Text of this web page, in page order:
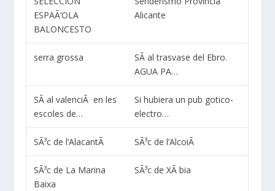
ESPAÃ‘OLA
BALONCESTO
Alicante
serra grossa
SÃ­ al trasvase del Ebro.
AGUA PA…
SÃ­ al valenciÃ en les
escoles de…
Si hubiera un pub gotico-
electro…
SÃ³c de l’AlacantÃ­ SÃ³c de l’AlcoiÃ
SÃ³c de La Marina
Baixa
SÃ³c de XÃ bia